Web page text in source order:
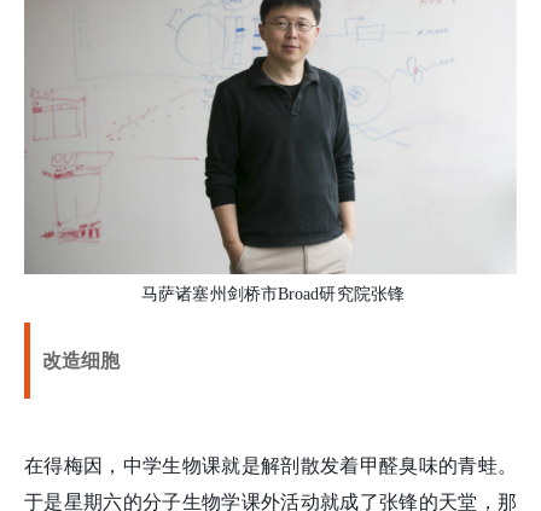
马萨诸塞州剑桥市Broad研究院张锋
改造细胞
在得梅因，中学生物课就是解剖散发着甲醛臭味的青蛙。
于是星期六的分子生物学课外活动就成了张锋的天堂，那